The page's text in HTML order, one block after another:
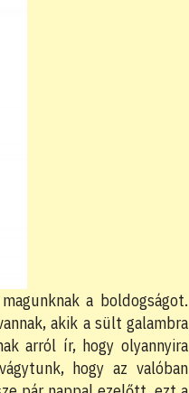
a boldogságot.
akik a sült galambra
arról ír, hogy olyannyira
hogy az valóban